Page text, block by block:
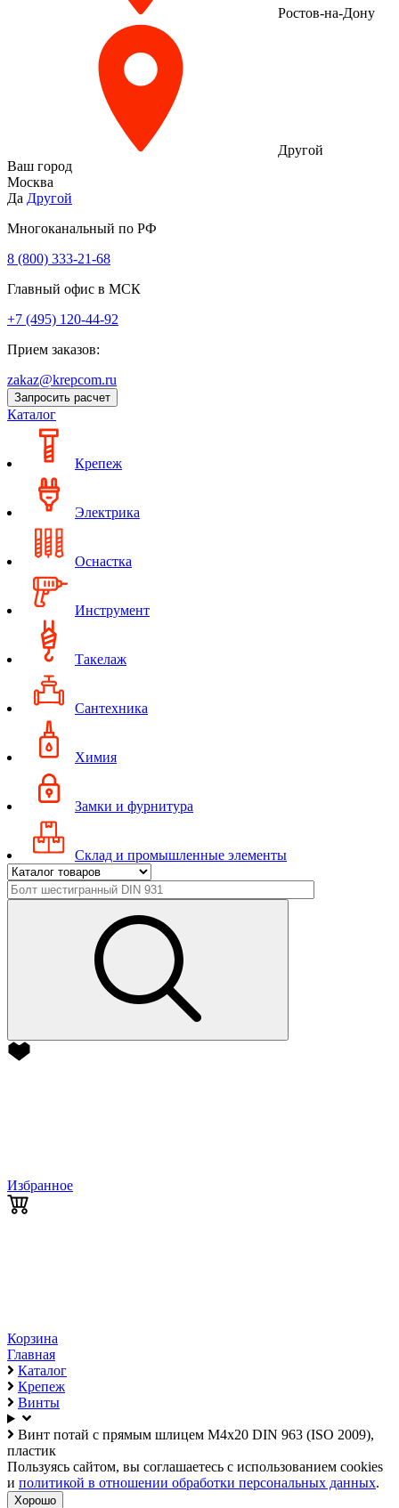
Ростов-на-Дону
Другой
Ваш город
Москва
Да Другой
Многоканальный по РФ
8 (800) 333‑21-68
Главный офис в МСК
+7 (495) 120-44-92
Прием заказов:
zakaz@krepcom.ru
Запросить расчет
Каталог
Крепеж
Электрика
Оснастка
Инструмент
Такелаж
Сантехника
Химия
Замки и фурнитура
Склад и промышленные элементы
Избранное
Корзина
Главная
Каталог
Крепеж
Винты
Винт потай с прямым шлицем М4х20 DIN 963 (ISO 2009),
пластик
Пользуясь сайтом, вы соглашаетесь с использованием cookies
и политикой в отношении обработки персональных данных.
Хорошо